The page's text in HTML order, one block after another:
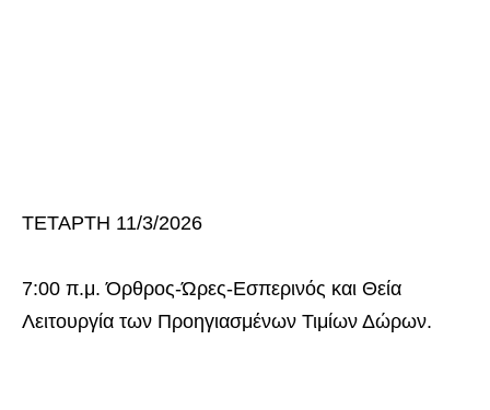
ΤΕΤΑΡΤΗ 11/3/2026
7:00 π.μ. Όρθρος-Ώρες-Εσπερινός και Θεία
Λειτουργία των Προηγιασμένων Τιμίων Δώρων.